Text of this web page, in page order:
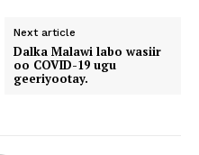
Next article
Dalka Malawi labo wasiir
oo COVID-19 ugu
geeriyootay.